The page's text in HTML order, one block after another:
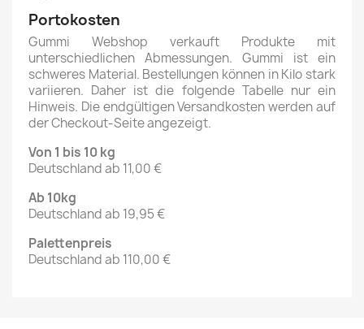
Portokosten
Gummi Webshop verkauft Produkte mit
unterschiedlichen Abmessungen. Gummi ist ein
schweres Material. Bestellungen können in Kilo stark
variieren. Daher ist die folgende Tabelle nur ein
Hinweis. Die endgültigen Versandkosten werden auf
der Checkout-Seite angezeigt.
Von 1 bis 10 kg
Deutschland ab 11,00 €
Ab 10kg
Deutschland ab 19,95 €
Palettenpreis
Deutschland ab 110,00 €